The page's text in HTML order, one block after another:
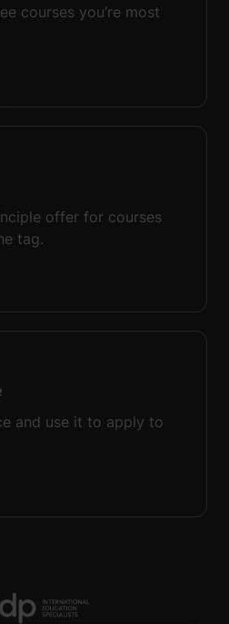
courses you’re most
offer for courses
tag.
and use it to apply to